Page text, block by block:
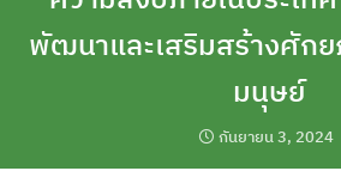
พัฒนาและเสริมสร้างศัก
มนุษย์
กันยายน 3, 2024